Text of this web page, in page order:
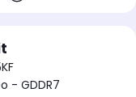
- GDDR7